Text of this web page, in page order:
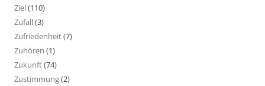
Ziel(110)
Zufall(3)
Zufriedenheit(7)
Zuhören (1)
Zukunft(74)
Zustimmung(2)